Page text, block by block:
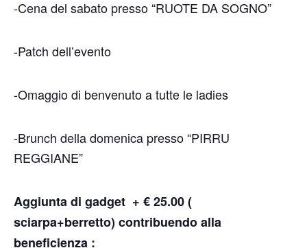
-Cena del sabato presso “RUOTE DA SOGNO”
-Patch dell’evento
-Omaggio di benvenuto a tutte le ladies
-Brunch della domenica presso “PIRRU
REGGIANE”
Aggiunta di gadget + € 25.00 (
sciarpa+berretto) contribuendo alla
beneficienza :